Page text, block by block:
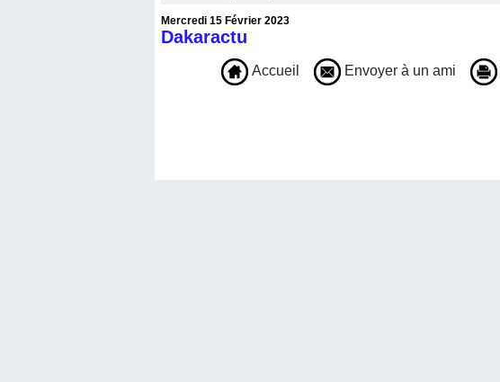
Mercredi 15 Février 2023
Dakaractu
Accueil Envoyer à un ami